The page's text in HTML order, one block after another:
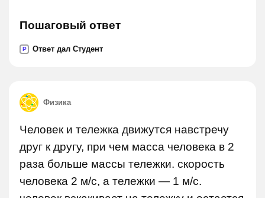
Пошаговый ответ
P Ответ дал Студент
Физика
Человек и тележка движутся навстречу
друг к другу, при чем масса человека в 2
раза больше массы тележки. скорость
человека 2 м/c, а тележки — 1 м/c.